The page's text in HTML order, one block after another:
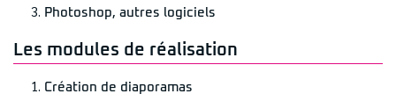
Photoshop, autres logiciels
Les modules de réalisation
Création de diaporamas